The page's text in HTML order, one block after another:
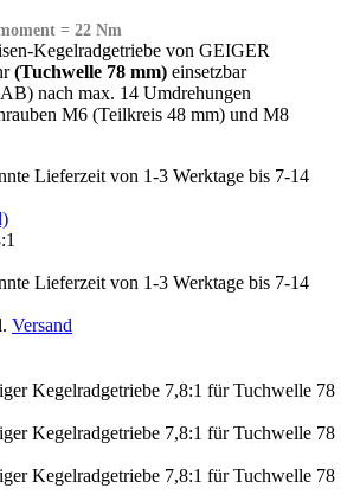
= 22 Nm
Kegelradgetriebe von GEIGER
(Tuchwelle 78 mm) einsetzbar
nach max. 14 Umdrehungen
M6 (Teilkreis 48 mm) und M8
von 1-3 Werktage bis 7-14
von 1-3 Werktage bis 7-14
Versand